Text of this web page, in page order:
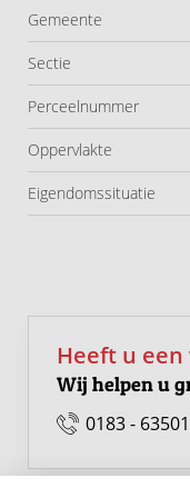
dijkwoning en
en groen. Maak
met enorme potentie!
Gemeente
Sectie
Perceelnummer
Oppervlakte
Eigendomssituatie
Heeft u een
Wij helpen u
0183 -